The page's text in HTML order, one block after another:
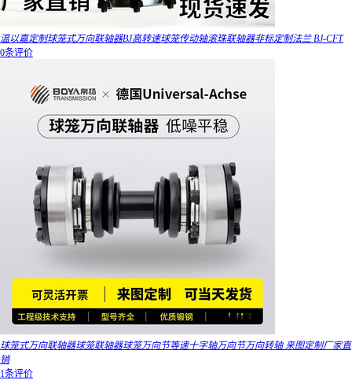
温以嘉定制球笼式万向联轴器BJ高转速球笼传动轴滚珠联轴器非标定制法兰 BJ-CFT
0条评价
球笼式万向联轴器球笼联轴器球笼万向节等速十字轴万向节万向转轴 来图定制厂家直
销
1条评价